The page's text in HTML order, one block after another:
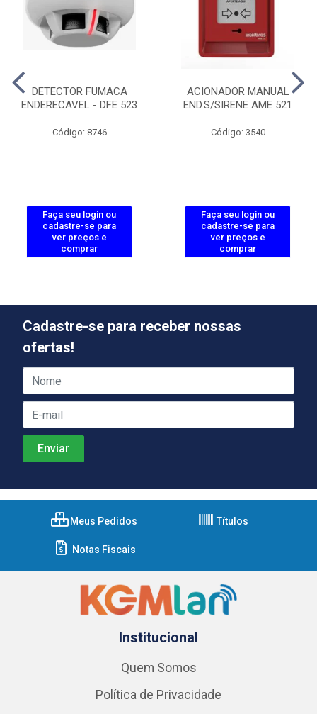
DETECTOR FUMACA
ENDERECAVEL - DFE 523
Código: 8746
Faça seu login ou
cadastre-se para
ver preços e
comprar
ACIONADOR MANUAL
END.S/SIRENE AME 521
Código: 3540
Faça seu login ou
cadastre-se para
ver preços e
comprar
Cadastre-se para receber nossas
ofertas!
Meus Pedidos Títulos
Notas Fiscais
Institucional
Quem Somos
Política de Privacidade